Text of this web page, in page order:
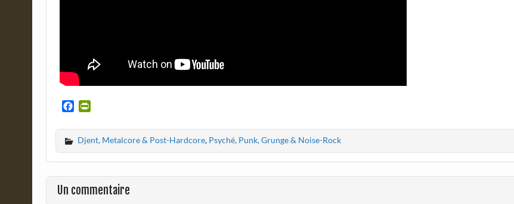
c
e
b
o
o
k
i
n
t
F
r
i
Djent, Metalcore & Post-Hardcore, Psyché, Punk, Grunge & Noise-Rock
Un commentaire